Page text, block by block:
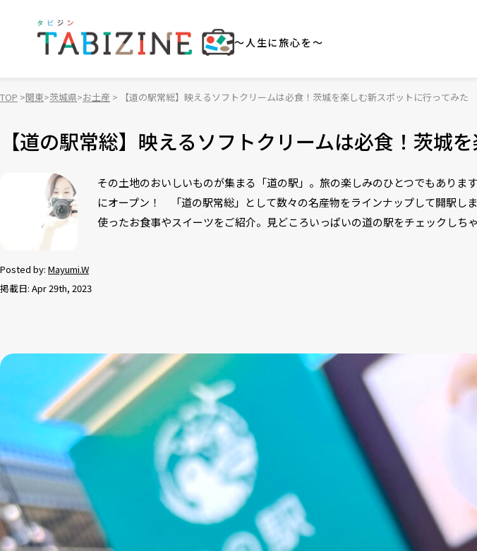
～人生に旅心を～
TOP 関東 茨城県 お土産 【道の駅常総】映えるソフトクリームは必食！茨城を楽しむ新スポットに行ってみた
【道の駅常総】映えるソフトクリームは必食！茨城
Posted by: Mayumi.W
掲載日: Apr 29th, 2023
その土地のおいしいものが集まる「道の駅」。旅の楽しみのひとつでもありま
にオープン！ 「道の駅常総」として数々の名産物をラインナップして開駅し
使ったお食事やスイーツをご紹介。見どころいっぱいの道の駅をチェックしち